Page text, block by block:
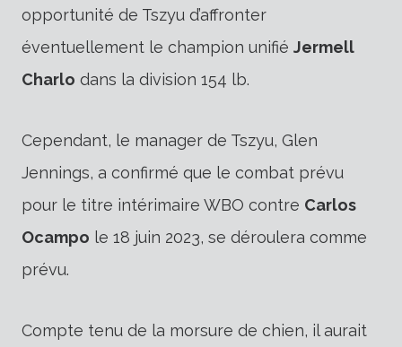
opportunité de Tszyu d’affronter
éventuellement le champion unifié Jermell
Charlo dans la division 154 lb.
Cependant, le manager de Tszyu, Glen
Jennings, a confirmé que le combat prévu
pour le titre intérimaire WBO contre Carlos
Ocampo le 18 juin 2023, se déroulera comme
prévu.
Compte tenu de la morsure de chien, il aurait